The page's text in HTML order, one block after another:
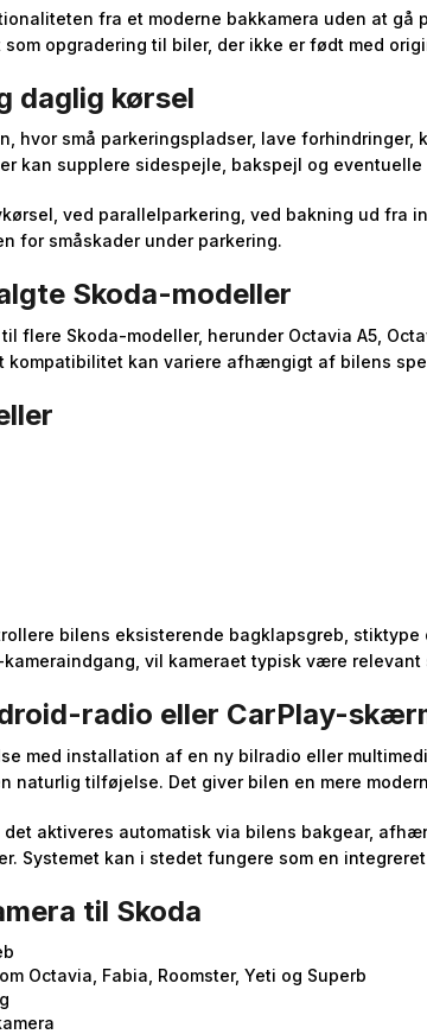
fra et moderne bakkamera uden at
opgradering til biler, der ikke er født med
daglig kørsel
hvor små parkeringspladser, lave
kan supplere sidespejle, bakspejl og eventuelle
ved parallelparkering, ved bakning ud fra
for småskader under parkering.
Skoda-modeller
flere Skoda-modeller, herunder Octavia A5,
kompatibilitet kan variere afhængigt af bilens
bilens eksisterende bagklapsgreb,
kameraindgang, vil kameraet typisk være
radio eller CarPlay-
med installation af en ny bilradio eller
naturlig tilføjelse. Det giver bilen en mere
aktiveres automatisk via bilens bakgear,
Systemet kan i stedet fungere som en
til Skoda
Octavia, Fabia, Roomster, Yeti og Superb